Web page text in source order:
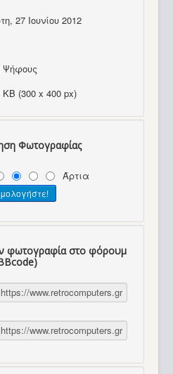
27 Ιουνίου 2012
Ψήφους
KB (300 x 400 px)
Φωτογραφίας
Άρτια
φωτογραφία στο φόρουμ